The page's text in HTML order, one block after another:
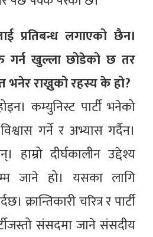
प्रतिबन्ध लगाएको छैन।
गर्न खुल्ला छोडेको छ तर
भनेर राख्नुको रहस्य के हो?
कम्युनिस्ट पार्टी भनेको
गर्ने र अभ्यास गर्दैन।
हाम्रो दीर्घकालीन उद्देश्य
जाने हो। यसका लागि
क्रान्तिकारी चरित्र र पार्टी
संसदमा जाने संसदीय